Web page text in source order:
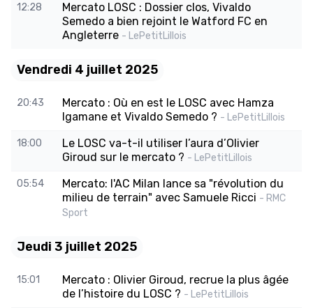
12:28
Mercato LOSC : Dossier clos, Vivaldo
Semedo a bien rejoint le Watford FC en
Angleterre - LePetitLillois
Vendredi 4 juillet 2025
20:43
Mercato : Où en est le LOSC avec Hamza
Igamane et Vivaldo Semedo ? - LePetitLillois
18:00
Le LOSC va-t-il utiliser l’aura d’Olivier
Giroud sur le mercato ? - LePetitLillois
05:54
Mercato: l'AC Milan lance sa "révolution du
milieu de terrain" avec Samuele Ricci - RMC
Sport
Jeudi 3 juillet 2025
15:01
Mercato : Olivier Giroud, recrue la plus âgée
de l’histoire du LOSC ? - LePetitLillois